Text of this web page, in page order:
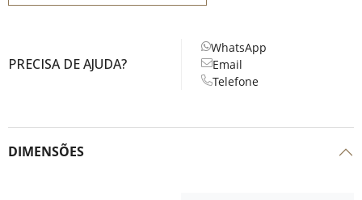
PRECISA DE AJUDA?
WhatsApp
Email
Telefone
DIMENSÕES